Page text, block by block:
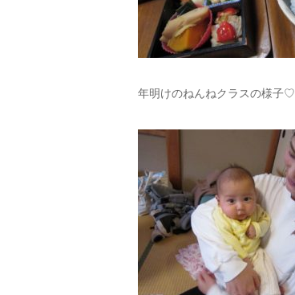
年明けのねんねクラスの様子♡